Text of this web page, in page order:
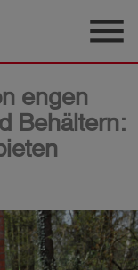
menu
engen
Behältern: